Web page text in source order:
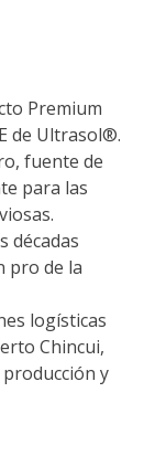
Premium
de Ultrasol®.
fuente de
para las
décadas
pro de la
logísticas
Chincui,
y